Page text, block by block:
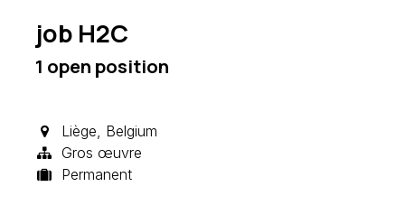
job H2C
1 open position
Liège, Belgium
Gros œuvre
Permanent